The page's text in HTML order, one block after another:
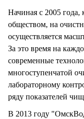
Начиная с 2005 года,
обществом, на
осуществляется
За это время на
современные
многоступенчатой
лабораторному
ряду показателей
В 2013 году